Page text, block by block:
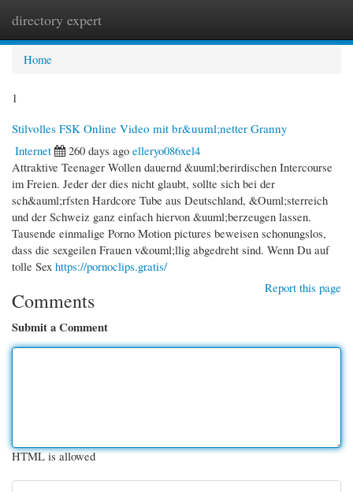
directory expert
Home
1
Stilvolles FSK Online Video mit br&uuml;netter Granny
Internet
260 days ago elleryo086xel4
Attraktive Teenager Wollen dauernd &uuml;berirdischen Intercourse
im Freien. Jeder der dies nicht glaubt, sollte sich bei der
sch&auml;rfsten Hardcore Tube aus Deutschland, &Ouml;sterreich
und der Schweiz ganz einfach hiervon &uuml;berzeugen lassen.
Tausende einmalige Porno Motion pictures beweisen schonungslos,
dass die sexgeilen Frauen v&ouml;llig abgedreht sind. Wenn Du auf
tolle Sex https://pornoclips.gratis/
Report this page
Comments
Submit a Comment
HTML is allowed